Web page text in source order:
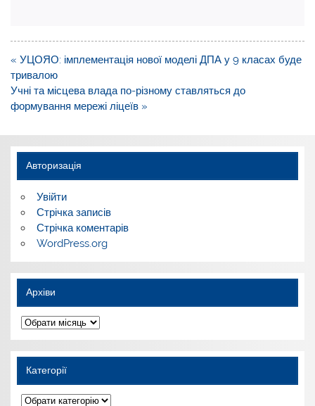
Навігація
записів
« УЦОЯО: імплементація нової моделі ДПА у 9 класах буде
тривалою
Учні та місцева влада по-різному ставляться до
формування мережі ліцеїв »
Авторизація
Увійти
Стрічка записів
Стрічка коментарів
WordPress.org
Архіви
Архіви
Категорії
Категорії